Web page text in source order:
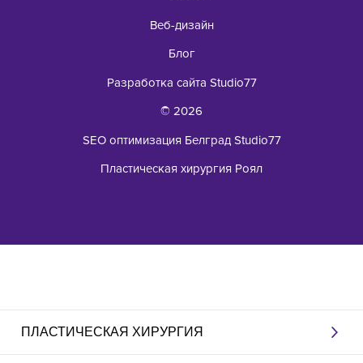
ПЛАСТИЧЕСКАЯ ХИРУРГИЯ
Веб-дизайн
Блог
Разработка сайта Studio77
© 2026
SEO оптимизация Белград Studio77
Пластическая хирургия Роял